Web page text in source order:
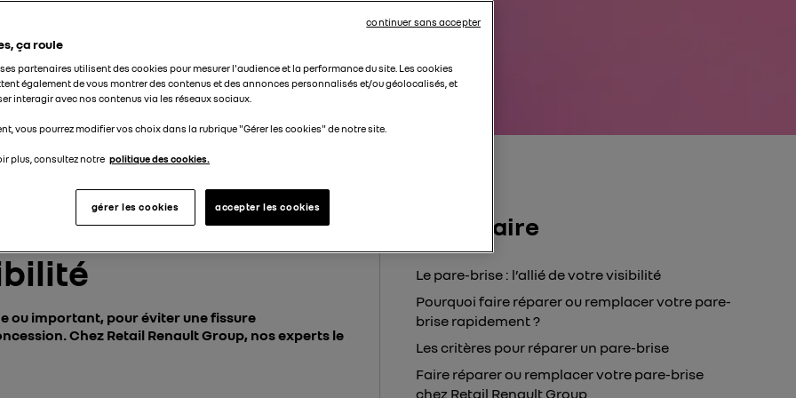
pare-brise : une question de sécurité et de visibilité
: une question
ou important, pour éviter une fissure
Chez Retail Renault Group, nos experts le
Sommaire
Le pare-brise : l’allié de votre visibilité
Pourquoi faire réparer ou remplacer votre pare-
brise rapidement ?
Les critères pour réparer un pare-brise
Faire réparer ou remplacer votre pare-brise
chez Retail Renault Group
ça roule
partenaires utilisent des cookies pour mesurer l'audience et la performance du site. Les cookies
également de vous montrer des contenus et des annonces personnalisés et/ou géolocalisés, et
interagir avec nos contenus via les réseaux sociaux.
vous pourrez modifier vos choix dans la rubrique "Gérer les cookies" de notre site.
plus, consultez notre politique des cookies.
gérer les cookies accepter les cookies
continuer sans accepter